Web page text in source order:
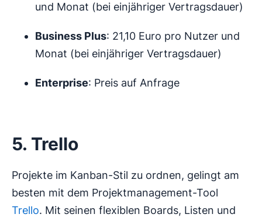
und Monat (bei einjähriger Vertragsdauer)
Business Plus: 21,10 Euro pro Nutzer und
Monat (bei einjähriger Vertragsdauer)
Enterprise: Preis auf Anfrage
5. Trello
Projekte im Kanban-Stil zu ordnen, gelingt am
besten mit dem Projektmanagement-Tool
Trello. Mit seinen flexiblen Boards, Listen und